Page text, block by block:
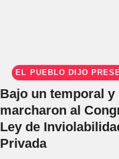
EL PUEBLO DIJO
Bajo un temporal
marcharon al
Ley de
Privada